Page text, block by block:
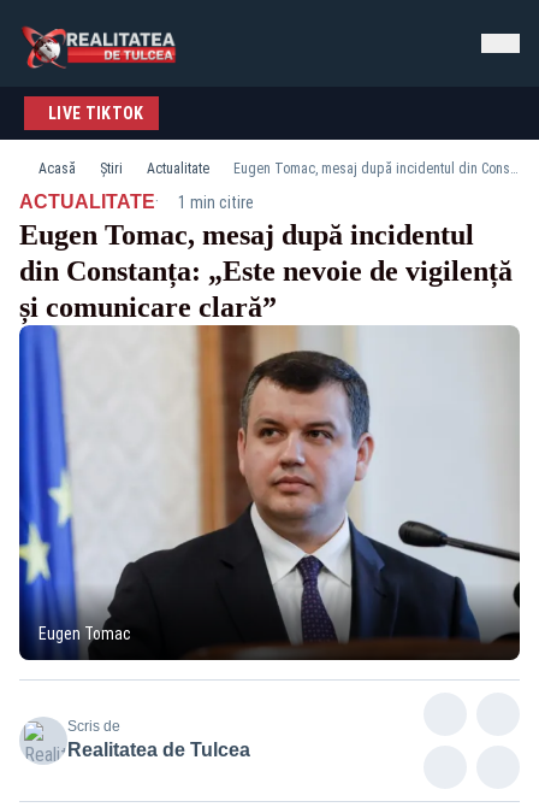
LIVE TIKTOK
Acasă Știri Actualitate Eugen Tomac, mesaj după incidentul din Constanța: „Este nevoie de vigilență și comunicare clară”
ACTUALITATE· 1 min citire
Eugen Tomac, mesaj după incidentul
din Constanța: „Este nevoie de vigilență
și comunicare clară”
Eugen Tomac
Scris de
Realitatea de Tulcea